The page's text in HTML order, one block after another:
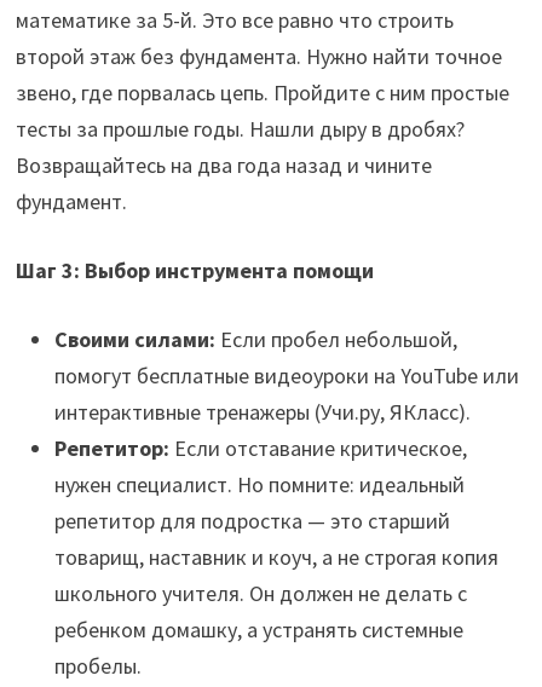
математике за 5-й. Это все равно что строить
второй этаж без фундамента. Нужно найти точное
звено, где порвалась цепь. Пройдите с ним простые
тесты за прошлые годы. Нашли дыру в дробях?
Возвращайтесь на два года назад и чините
фундамент.
Шаг 3: Выбор инструмента помощи
Своими силами: Если пробел небольшой,
помогут бесплатные видеоуроки на YouTube или
интерактивные тренажеры (Учи.ру, ЯКласс).
Репетитор: Если отставание критическое,
нужен специалист. Но помните: идеальный
репетитор для подростка — это старший
товарищ, наставник и коуч, а не строгая копия
школьного учителя. Он должен не делать с
ребенком домашку, а устранять системные
пробелы.